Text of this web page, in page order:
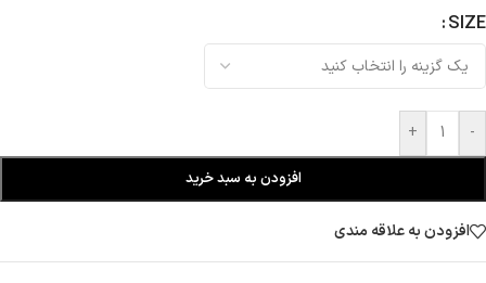
SIZE
-
+
افزودن به سبد خرید
افزودن به علاقه مندی